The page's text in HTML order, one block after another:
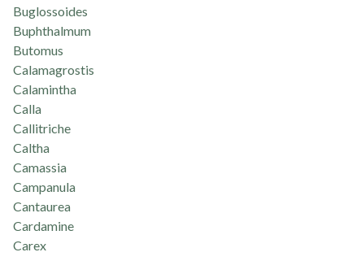
Buglossoides
Buphthalmum
Butomus
Calamagrostis
Calamintha
Calla
Callitriche
Caltha
Camassia
Campanula
Cantaurea
Cardamine
Carex